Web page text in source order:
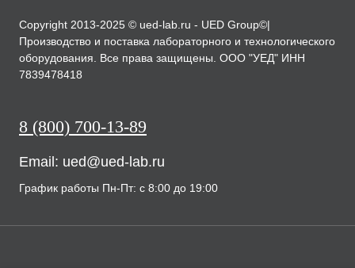
Copyright 2013-2025 © ued-lab.ru - UED Group©|
Производство и поставка лабораторного и технологического
оборудования. Все права защищены. ООО "УЕД" ИНН
7839478418
8 (800) 700-13-89
Email: ued@ued-lab.ru
График работы Пн-Пт: с 8:00 до 19:00